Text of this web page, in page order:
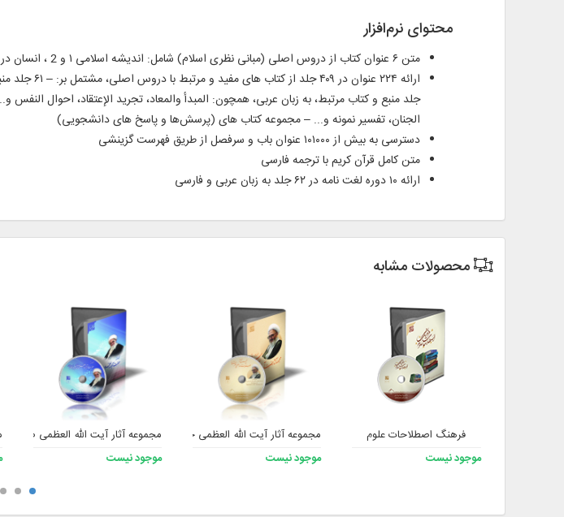
محتوای نرم‌افزار
متن ۶ عنوان کتاب از دروس اصلی (مبانی نظری اسلام) شامل: اندیشه اسلامی ۱ و 2 ، انسان در اسلام، حقوق اجتماعی و سیاسی در اسلام و ...
الجنان، تفسیر نمونه و... – مجموعه کتاب‌ های (پرسش‌ها و پاسخ‌ های دانشجویی)
دسترسی به بیش از ۱۰۱۰۰۰ عنوان باب و سرفصل از طریق فهرست گزینشی
متن کامل قرآن کریم با ترجمه فارسی
ارائه ۱۰ دوره لغت نامه در ۶۲ جلد به زبان عربی و فارسی
محصولات مشابه
فرهنگ اصطلاحات علوم
موجود نیست
مجموعه آثار آیت الله العظمی جعفر سبحانی حفظه الله 2
موجود نیست
مجموعه آثار آیت الله العظمی صافی
موجود نیست